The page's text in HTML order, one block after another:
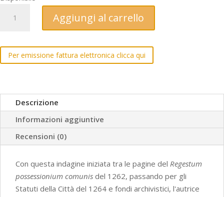
urbano
potere
politico
nel
XIII
secolo
quantità
Aggiungi al carrello
Per emissione fattura elettronica clicca qui
Descrizione
Informazioni aggiuntive
Recensioni (0)
Con questa indagine iniziata tra le pagine del Regestum
possessionium comunis del 1262, passando per gli
Statuti della Città del 1264 e fondi archivistici, l'autrice